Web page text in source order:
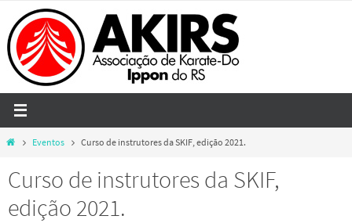
to
content
HomeEventos Curso de instrutores da SKIF, edição 2021.
Curso de instrutores da SKIF,
edição 2021.